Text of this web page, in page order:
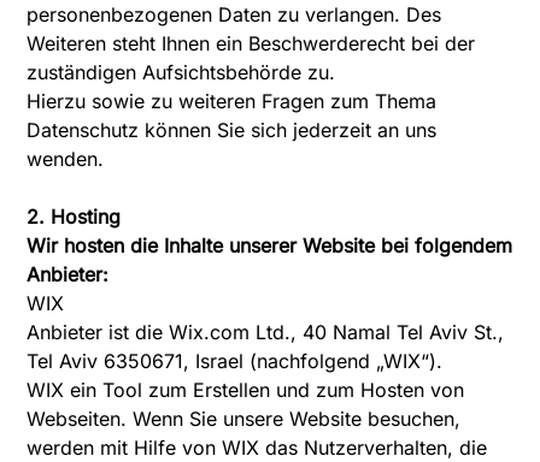
personenbezogenen Daten zu verlangen. Des
Weiteren steht Ihnen ein Beschwerderecht bei der
zuständigen Aufsichtsbehörde zu.
Hierzu sowie zu weiteren Fragen zum Thema
Datenschutz können Sie sich jederzeit an uns
wenden.
2. Hosting
Wir hosten die Inhalte unserer Website bei folgendem
Anbieter:
WIX
Anbieter ist die Wix.com Ltd., 40 Namal Tel Aviv St.,
Tel Aviv 6350671, Israel (nachfolgend „WIX“).
WIX ein Tool zum Erstellen und zum Hosten von
Webseiten. Wenn Sie unsere Website besuchen,
werden mit Hilfe von WIX das Nutzerverhalten, die